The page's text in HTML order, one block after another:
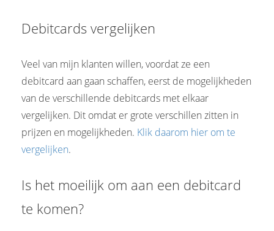
Debitcards vergelijken
Veel van mijn klanten willen, voordat ze een
debitcard aan gaan schaffen, eerst de mogelijkheden
van de verschillende debitcards met elkaar
vergelijken. Dit omdat er grote verschillen zitten in
prijzen en mogelijkheden. Klik daarom hier om te
vergelijken.
Is het moeilijk om aan een debitcard
te komen?